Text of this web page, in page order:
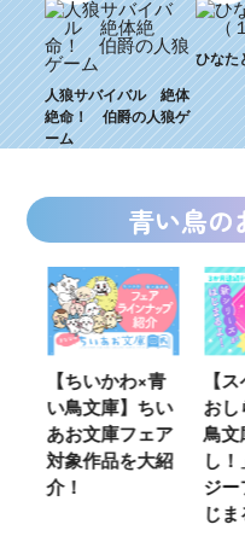
人狼サバイバル 絶体
絶命！ 伯爵の人狼ゲ
ーム
ひなた
青い鳥の
【ちいかわ×青
い鳥文庫】ちい
あお文庫フェア
対象作品を大紹
介！
【
お
鳥
し
ジ
じま